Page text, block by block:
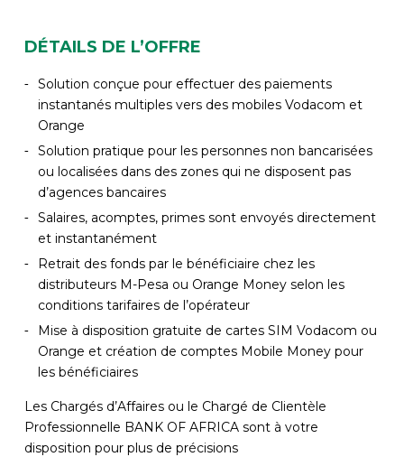
DÉTAILS DE L’OFFRE
Solution conçue pour effectuer des paiements
instantanés multiples vers des mobiles Vodacom et
Orange
Solution pratique pour les personnes non bancarisées
ou localisées dans des zones qui ne disposent pas
d’agences bancaires
Salaires, acomptes, primes sont envoyés directement
et instantanément
Retrait des fonds par le bénéficiaire chez les
distributeurs M-Pesa ou Orange Money selon les
conditions tarifaires de l’opérateur
Mise à disposition gratuite de cartes SIM Vodacom ou
Orange et création de comptes Mobile Money pour
les bénéficiaires
Les Chargés d’Affaires ou le Chargé de Clientèle
Professionnelle BANK OF AFRICA sont à votre
disposition pour plus de précisions